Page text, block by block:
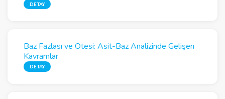
DETAY
Baz Fazlası ve Ötesi: Asit-Baz Analizinde Gelişen
Kavramlar
DETAY